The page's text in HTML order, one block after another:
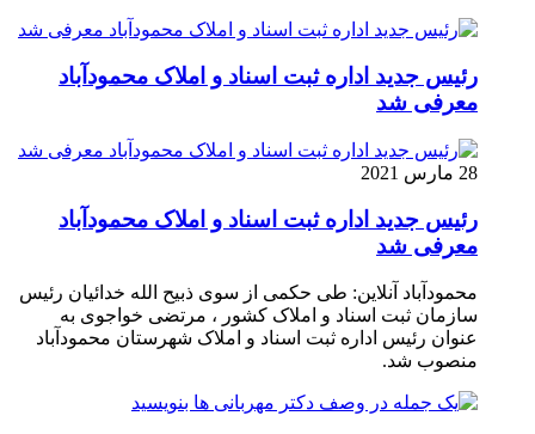
رئیس جدید اداره ثبت اسناد و املاک محمودآباد
معرفی شد
28 مارس 2021
رئیس جدید اداره ثبت اسناد و املاک محمودآباد
معرفی شد
محمودآباد آنلاین: طی حکمی از سوی ذبیح الله خدائیان رئیس
سازمان ثبت اسناد و املاک کشور ، مرتضی خواجوی به
عنوان رئیس اداره ثبت اسناد و املاک شهرستان محمودآباد
منصوب شد.